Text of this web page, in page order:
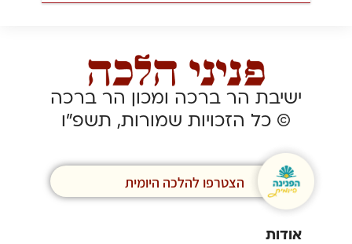
ישיבת הר ברכה ומכון הר ברכה
© כל הזכויות שמורות, תשפ”ו
הצטרפו להלכה היומית
אודות